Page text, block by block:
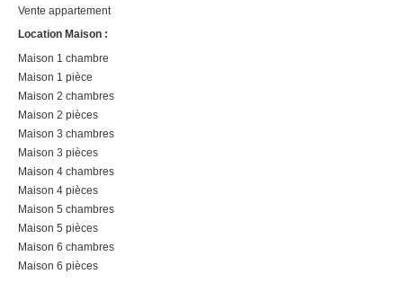
Vente appartement
Location Maison :
Maison 1 chambre
Maison 1 pièce
Maison 2 chambres
Maison 2 pièces
Maison 3 chambres
Maison 3 pièces
Maison 4 chambres
Maison 4 pièces
Maison 5 chambres
Maison 5 pièces
Maison 6 chambres
Maison 6 pièces